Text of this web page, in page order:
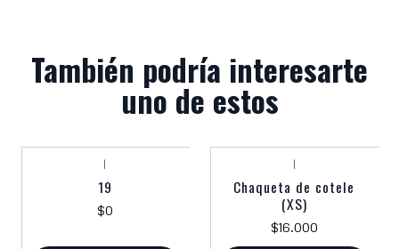
También podría interesarte
uno de estos
|
19
$0
|
Chaqueta de cotele
(XS)
$16.000